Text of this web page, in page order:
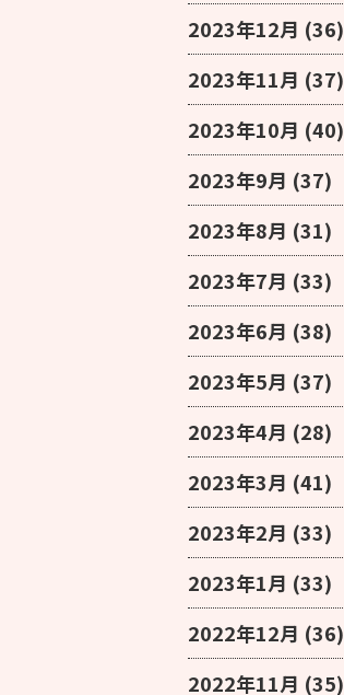
2023年12月 (36)
2023年11月 (37)
2023年10月 (40)
2023年9月 (37)
2023年8月 (31)
2023年7月 (33)
2023年6月 (38)
2023年5月 (37)
2023年4月 (28)
2023年3月 (41)
2023年2月 (33)
2023年1月 (33)
2022年12月 (36)
2022年11月 (35)